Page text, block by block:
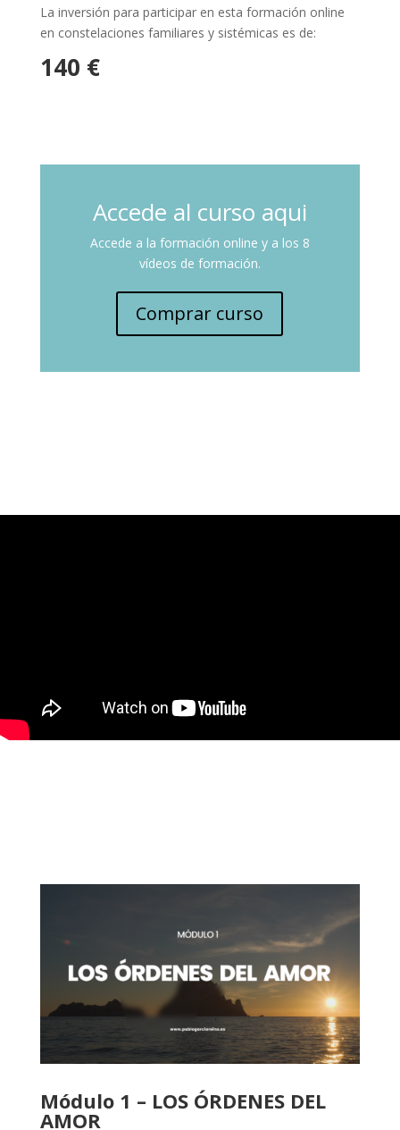
La inversión para participar en esta formación online
en constelaciones familiares y sistémicas es de:
140 €
Accede al curso aqui
Accede a la formación online y a los 8
vídeos de formación.
Comprar curso
Módulo 1 – LOS ÓRDENES DEL
AMOR